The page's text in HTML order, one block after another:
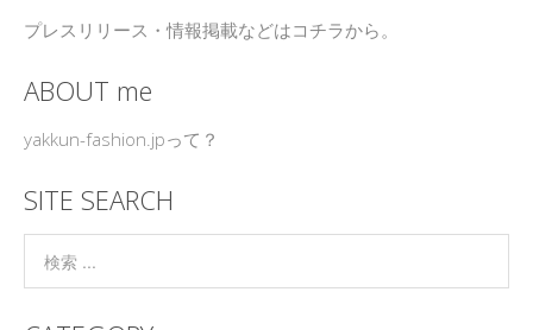
プレスリリース・情報掲載などはコチラから。
ABOUT me
yakkun-fashion.jpって？
SITE SEARCH